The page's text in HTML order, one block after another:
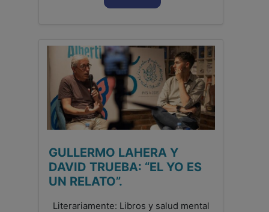
GULLERMO LAHERA Y
DAVID TRUEBA: “EL YO ES
UN RELATO”.
Literariamente: Libros y salud mental